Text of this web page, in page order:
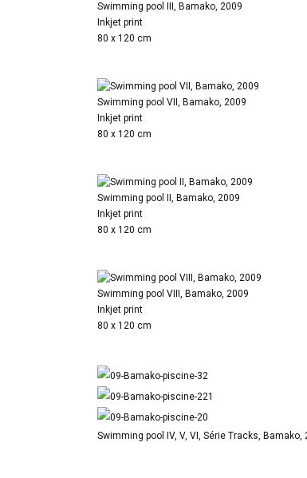
Swimming pool III, Bamako, 2009
Inkjet print
80 x 120 cm
Swimming pool VII, Bamako, 2009
Inkjet print
80 x 120 cm
Swimming pool II, Bamako, 2009
Inkjet print
80 x 120 cm
Swimming pool VIII, Bamako, 2009
Inkjet print
80 x 120 cm
Swimming pool IV, V, VI, Série Tracks, Bamako,